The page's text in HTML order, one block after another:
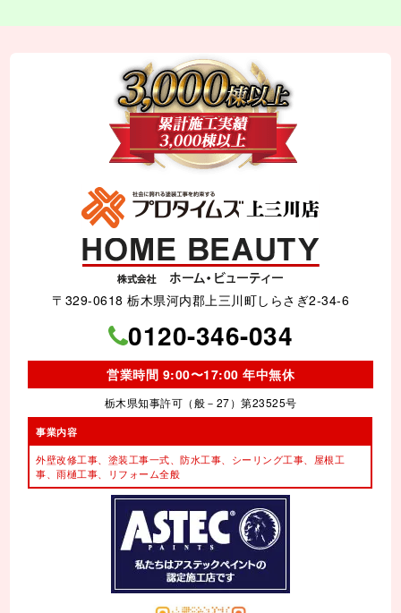
〒329-0618 栃木県河内郡上三川町しらさぎ2-34-6
0120-346-034
営業時間 9:00〜17:00 年中無休
栃木県知事許可（般－27）第23525号
事業内容
外壁改修工事、塗装工事⼀式、防水工事、シーリング工事、 屋根工
事、雨樋工事、
リフォーム全般